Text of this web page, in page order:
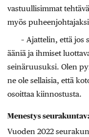
vastuullisimmat
myös
– Ajattelin, että jos
ääniä ja ihmiset
seinäruusuksi. Olen
ne ole sellaisia, että
osoittaa kiinnostusta.
Menestys
Vuoden 2022